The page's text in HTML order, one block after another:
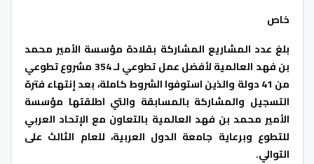
خاص
بلغ عدد المشاريع المشاركة بقلادة مؤسسة الأمير محمد
بن فهد العالمية لأفضل عمل تطوعي لـ 354 مشروع تطوعي
من 41 دولة والذين استوفوا الشروط كاملة، بعد إنتهاء فترة
التسجيل والمشاركة بالمسابقة والتي اطلقتها مؤسسة
الأمير محمد بن فهد العالمية بالتعاون مع الإتحاد العربي
للتطوع وبرعاية جامعة الدول العربية، للعام الثالث على
التوالي.